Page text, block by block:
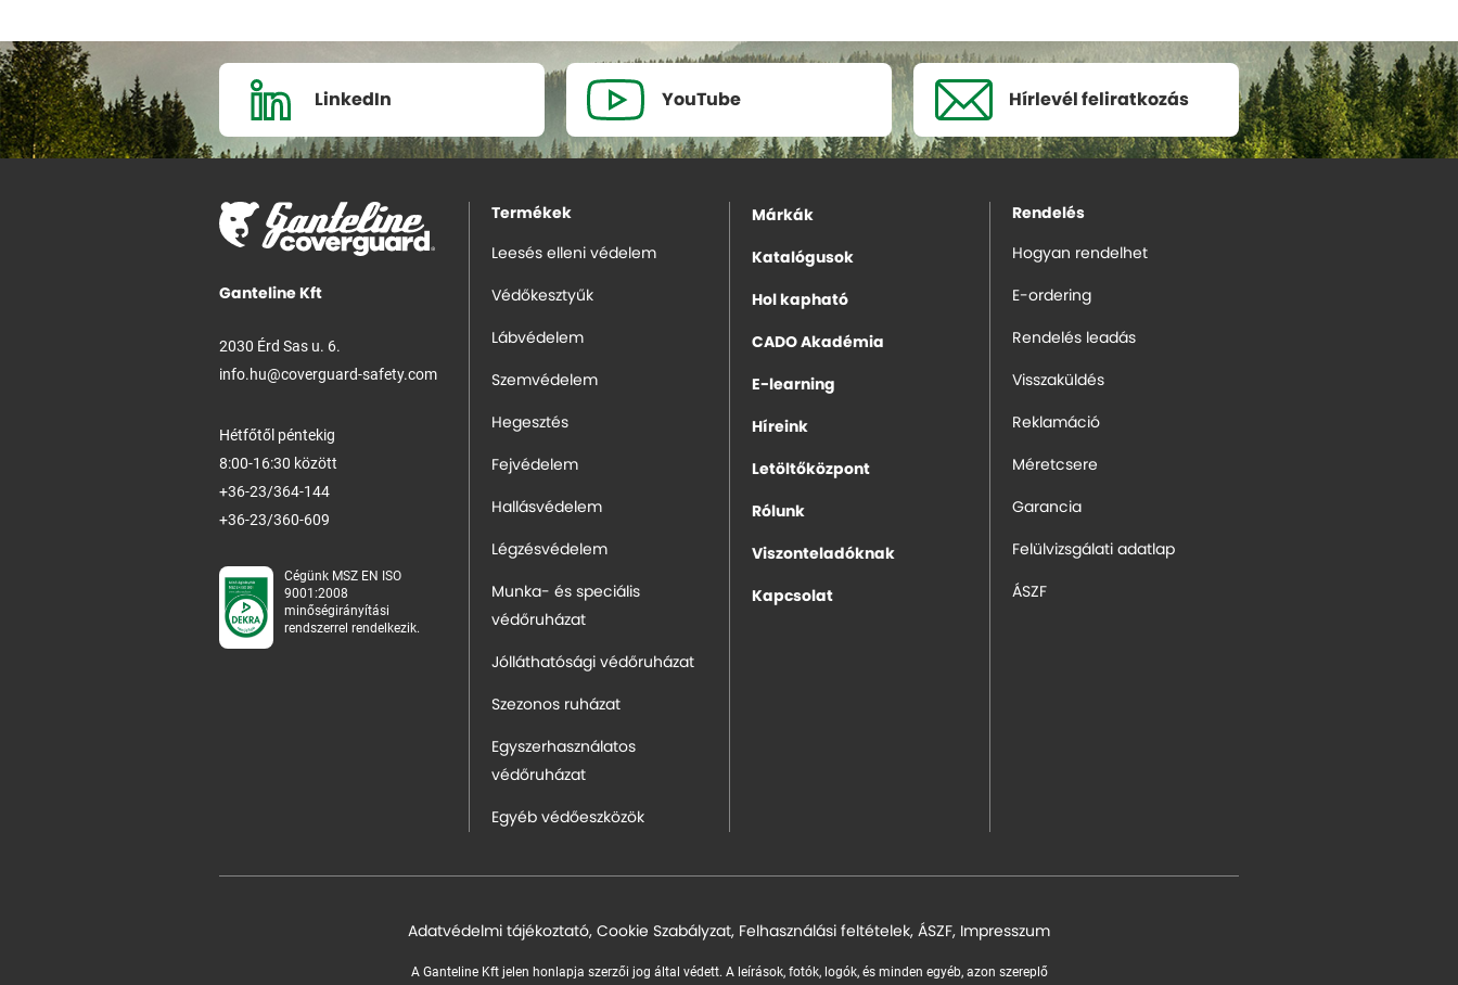
LinkedIn YouTube Hírlevél feliratkozás
Ganteline Kft
2030 Érd Sas u. 6.
info.hu@coverguard-safety.com
Hétfőtől péntekig
8:00-16:30 között
+36-23/364-144
+36-23/360-609
Cégünk MSZ EN ISO
9001:2008
minőségirányítási
rendszerrel rendelkezik.
Termékek
Leesés elleni védelem
Védőkesztyűk
Lábvédelem
Szemvédelem
Hegesztés
Fejvédelem
Hallásvédelem
Légzésvédelem
Munka- és speciális
védőruházat
Jólláthatósági védőruházat
Szezonos ruházat
Egyszerhasználatos
védőruházat
Egyéb védőeszközök
Márkák
Katalógusok
Hol kapható
CADO Akadémia
E-learning
Híreink
Letöltőközpont
Rólunk
Viszonteladóknak
Kapcsolat
Rendelés
Hogyan rendelhet
E-ordering
Rendelés leadás
Visszaküldés
Reklamáció
Méretcsere
Garancia
Felülvizsgálati adatlap
ÁSZF
Adatvédelmi tájékoztató, Cookie Szabályzat, Felhasználási feltételek, ÁSZF, Impresszum
A Ganteline Kft jelen honlapja szerzői jog által védett. A leírások, fotók, logók, és minden egyéb, azon szereplő